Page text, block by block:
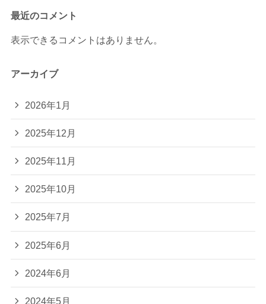
最近のコメント
表示できるコメントはありません。
アーカイブ
2026年1月
2025年12月
2025年11月
2025年10月
2025年7月
2025年6月
2024年6月
2024年5月